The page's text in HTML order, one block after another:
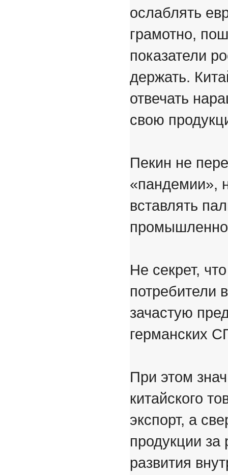
ослаблять
грамотно,
показатели
держать.
отвечать
свою
Пекин не
«пандемии»,
вставлять
Не секрет,
потребители
зачастую
германских
При этом
китайского
экспорт, а
продукции
развития